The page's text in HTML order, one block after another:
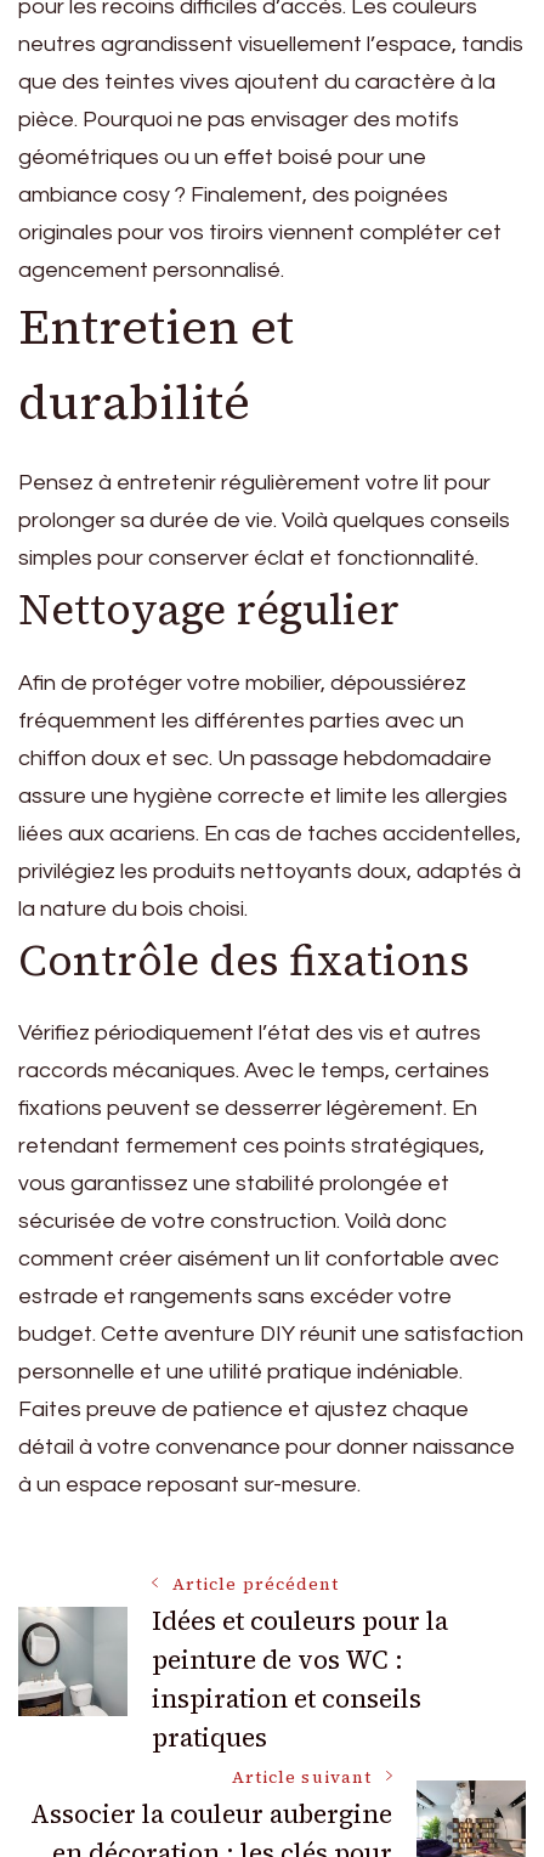
pour les recoins difficiles d’accès. Les couleurs
neutres agrandissent visuellement l’espace, tandis
que des teintes vives ajoutent du caractère à la
pièce. Pourquoi ne pas envisager des motifs
géométriques ou un effet boisé pour une
ambiance cosy ? Finalement, des poignées
originales pour vos tiroirs viennent compléter cet
agencement personnalisé.
Entretien et
durabilité
Pensez à entretenir régulièrement votre lit pour
prolonger sa durée de vie. Voilà quelques conseils
simples pour conserver éclat et fonctionnalité.
Nettoyage régulier
Afin de protéger votre mobilier, dépoussiérez
fréquemment les différentes parties avec un
chiffon doux et sec. Un passage hebdomadaire
assure une hygiène correcte et limite les allergies
liées aux acariens. En cas de taches accidentelles,
privilégiez les produits nettoyants doux, adaptés à
la nature du bois choisi.
Contrôle des fixations
Vérifiez périodiquement l’état des vis et autres
raccords mécaniques. Avec le temps, certaines
fixations peuvent se desserrer légèrement. En
retendant fermement ces points stratégiques,
vous garantissez une stabilité prolongée et
sécurisée de votre construction. Voilà donc
comment créer aisément un lit confortable avec
estrade et rangements sans excéder votre
budget. Cette aventure DIY réunit une satisfaction
personnelle et une utilité pratique indéniable.
Faites preuve de patience et ajustez chaque
détail à votre convenance pour donner naissance
à un espace reposant sur-mesure.
Navigation
des
articles
Article précédent
Idées et couleurs pour la
peinture de vos WC :
inspiration et conseils
pratiques
Article suivant
Associer la couleur aubergine